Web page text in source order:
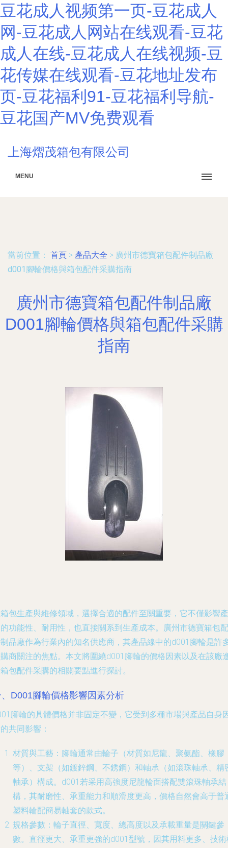
豆花成人视频第一页-豆花成人
网-豆花成人网站在线观看-豆花
成人在线-豆花成人在线视频-豆
花传媒在线观看-豆花地址发布
页-豆花福利91-豆花福利导航-
豆花国产MV免费观看
上海熠茂箱包有限公司
MENU
當前位置： 首頁 > 產品大全 > 廣州市德寶箱包配件制品廠
d001腳輪價格與箱包配件采購指南
廣州市德寶箱包配件制品廠
D001腳輪價格與箱包配件采購
指南
包生產與維修領域，選擇合適的配件至關重要，它不僅影響產
功能性、耐用性，也直接關系到生產成本。廣州市德寶箱包配
品廠作為行業內的知名供應商，其產品線中的d001腳輪是許
商關注的焦點。本文將圍繞d001腳輪的價格因素以及在該廠
包配件采購的相關要點進行探討。
D001腳輪價格影響因素分析
腳輪的具體價格并非固定不變，它受到多種市場與產品自身
共同影響：
材質與工藝 ：腳輪通常由輪子（材質如尼龍、聚氨酯、橡膠
等）、支架（如鍍鋅鋼、不銹鋼）和軸承（如滾珠軸承、精
軸承）構成。d001若采用高強度尼龍輪面搭配雙滾珠軸承結
構，其耐磨性、承重能力和順滑度更高，價格自然會高于普
塑料輪配簡易軸套的款式。
規格參數 ：輪子直徑、寬度、總高度以及承載重量是關鍵參
數。直徑更大、承重更強的d001型號，因其用料更多、技